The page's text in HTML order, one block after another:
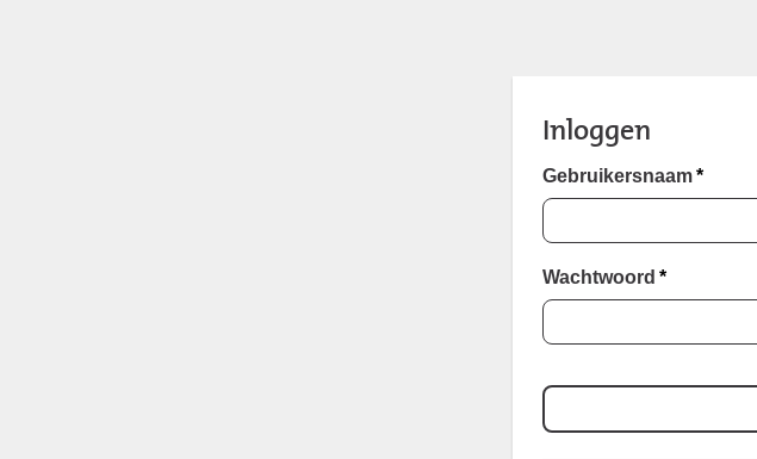
Inloggen
Gebruikersnaam *
Wachtwoord *